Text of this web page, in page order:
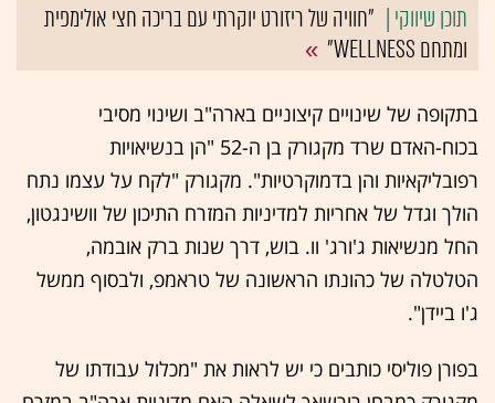
"חוויה של ריזורט יוקרתי עם בריכה חצי אולימפית
ומתחם WELLNESS"
בתקופה של שינויים קיצוניים בארה"ב ושינוי מסיבי
בכוח-האדם שרד מקגורק בן ה-52 "הן בנשיאויות
רפובליקאיות והן בדמוקרטיות". מקגורק "לקח על עצמו נתח
הולך וגדל של אחריות למדיניות המזרח התיכון של וושינגטון,
החל מנשיאות ג'ורג' וו. בוש, דרך שנות ברק אובמה,
הטלטלה של כהונתו הראשונה של טראמפ, ולבסוף ממשל
ג'ו ביידן".
בפורן פוליסי כותבים כי יש לראות את "מכלול עבודתו של